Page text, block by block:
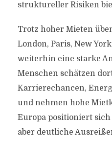
struktureller Risiken
Trotz hoher Mieten
London, Paris, New
weiterhin eine starke
Menschen schätzen
Karrierechancen,
und nehmen hohe
Europa positioniert
aber deutliche